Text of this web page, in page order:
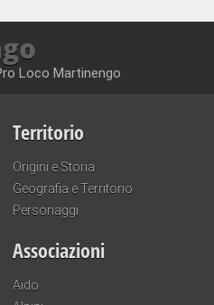
Loco Martinengo
Territorio
Origini e Storia
Geografia e Territorio
Personaggi
Associazioni
Aido